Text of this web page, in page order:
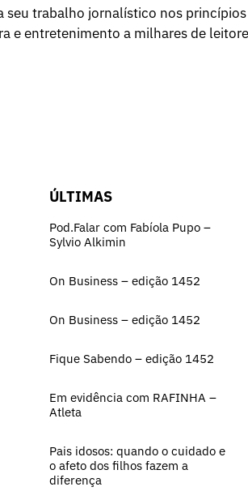
seu trabalho jornalístico nos princípios
e entretenimento a milhares de
ÚLTIMAS
Pod.Falar com Fabíola Pupo –
Sylvio Alkimin
On Business – edição 1452
On Business – edição 1452
Fique Sabendo – edição 1452
Em evidência com RAFINHA –
Atleta
Pais idosos: quando o cuidado e
o afeto dos filhos fazem a
diferença